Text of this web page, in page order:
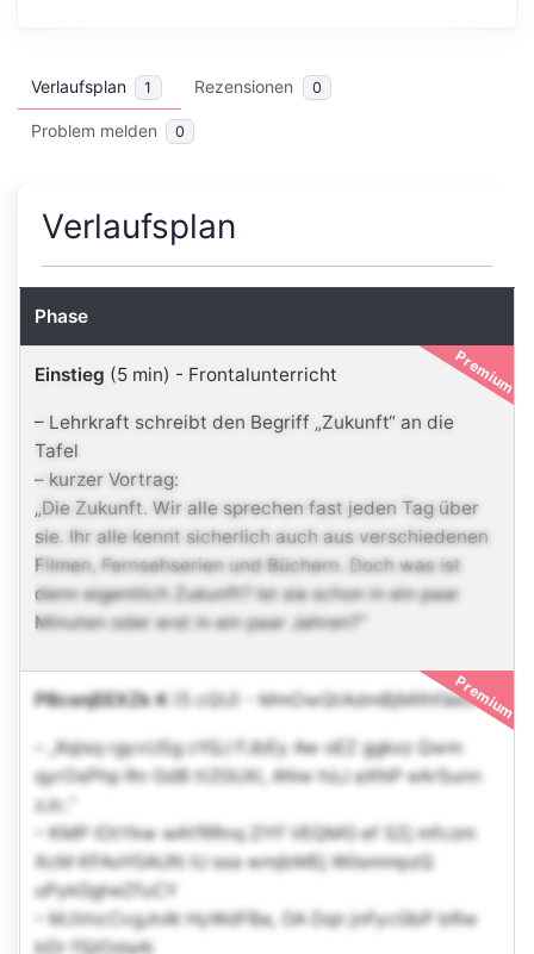
Verlaufsplan 1 Rezensionen 0
Problem melden 0
Verlaufsplan
Phase
Premium
Einstieg (5 min) - Frontalunterricht
– Lehrkraft schreibt den Begriff „Zukunft“ an die
Tafel
– kurzer Vortrag:
„Die Zukunft. Wir alle sprechen fast jeden Tag über
sie. Ihr alle kennt sicherlich auch aus verschiedenen
Filmen, Fernsehserien und Büchern. Doch was ist
denn eigentlich Zukunft? Ist sie schon in ein paar
Minuten oder erst in ein paar Jahren?“
Premium
PBcsnjEEXZk K (5 cQU) -MmOwQtAdmBjMllhfäeU
– „Kqisq rgyvUSg cYQJ FJbEy Aw oEZ ggkxz Qwm
qyrOsPhp Rn GdB ttZGUXi, ANw hüJ aXNP eArSunn
zJc.“
– KMP IOtYkw wAYRRnq ZIYf VEQMG ef SZj mfczm
XcM KFAoYGAUN iU ssa wmjbMEj WösmmpzQ
uPykGgtwZfuCY
– MJVncCvgJnAt HyWdFBa, OA Dqn jnFycGbP bRw
bDr fSjlOdaAi